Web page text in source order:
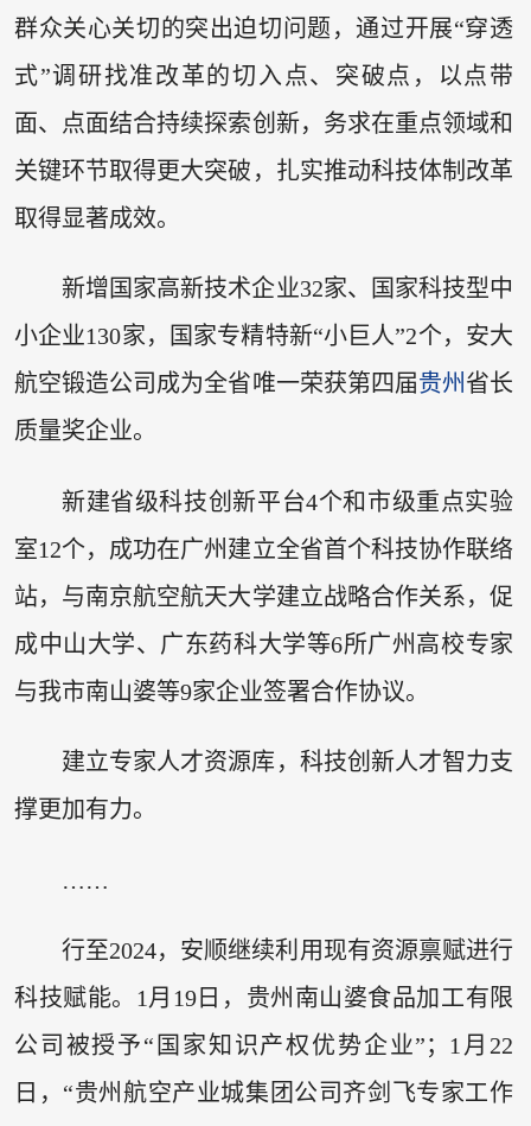
群众关心关切的突出迫切问题，通过开展“穿透
式”调研找准改革的切入点、突破点，以点带
面、点面结合持续探索创新，务求在重点领域和
关键环节取得更大突破，扎实推动科技体制改革
取得显著成效。
新增国家高新技术企业32家、国家科技型中
小企业130家，国家专精特新“小巨人”2个，安大
航空锻造公司成为全省唯一荣获第四届贵州 省长
质量奖企业。
新建省级科技创新平台4个和市级重点实验
室12个，成功在广州建立全省首个科技协作联络
站，与南京航空航天大学建立战略合作关系，促
成中山大学、广东药科大学等6所广州高校专家
与我市南山婆等9家企业签署合作协议。
建立专家人才资源库，科技创新人才智力支
撑更加有力。
……
行至2024，安顺继续利用现有资源禀赋进行
科技赋能。1月19日，贵州南山婆食品加工有限
公司被授予“国家知识产权优势企业”；1月22
日，“贵州航空产业城集团公司齐剑飞专家工作